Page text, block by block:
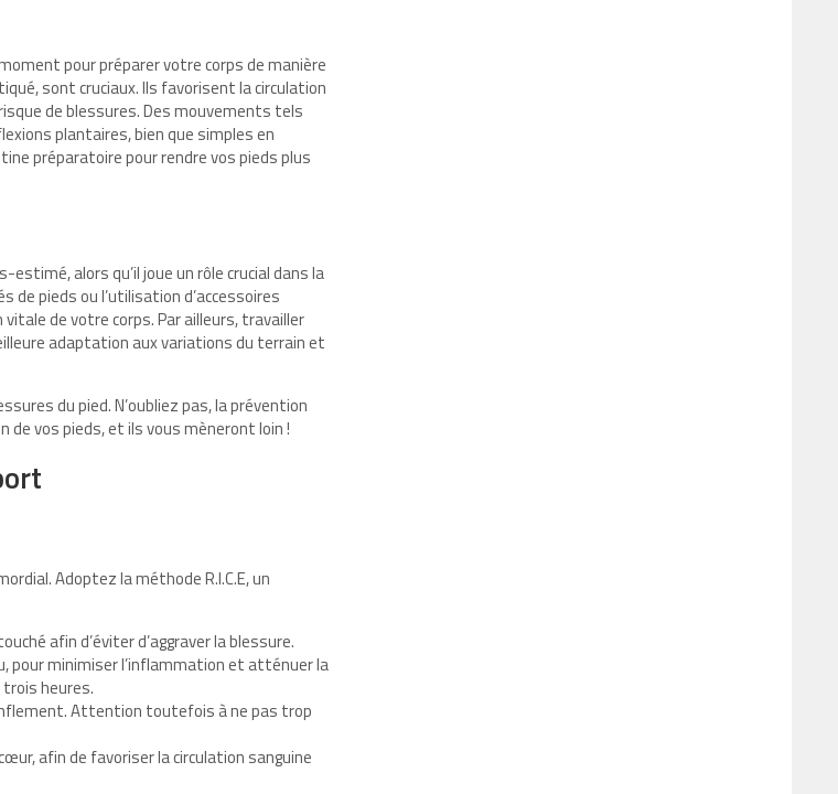
pour préparer votre corps de manière
sont cruciaux. Ils favorisent la circulation
de blessures. Des mouvements tels
plantaires, bien que simples en
préparatoire pour rendre vos pieds plus
alors qu’il joue un rôle crucial dans la
de pieds ou l’utilisation d’accessoires
de votre corps. Par ailleurs, travailler
adaptation aux variations du terrain et
du pied. N’oubliez pas, la prévention
de vos pieds, et ils vous mèneront loin !
Adoptez la méthode R.I.C.E, un
afin d’éviter d’aggraver la blessure.
pour minimiser l’inflammation et atténuer la
heures.
Attention toutefois à ne pas trop
afin de favoriser la circulation sanguine